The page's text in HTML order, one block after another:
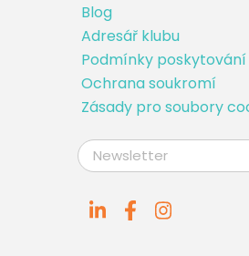
Blog
Adresář klubu
Podmínky poskytování
Ochrana soukromí
Zásady pro soubory